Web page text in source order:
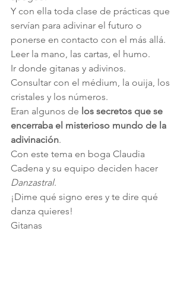
Y con ella toda clase de prácticas que
servían para adivinar el futuro o
ponerse en contacto con el más allá.
Leer la mano, las cartas, el humo.
Ir donde gitanas y adivinos.
Consultar con el médium, la ouija, los
cristales y los números.
Eran algunos de los secretos que se
encerraba el misterioso mundo de la
adivinación.
Con este tema en boga Claudia
Cadena y su equipo deciden hacer
Danzastral.
¡Dime qué signo eres y te dire qué
danza quieres!
Gitanas